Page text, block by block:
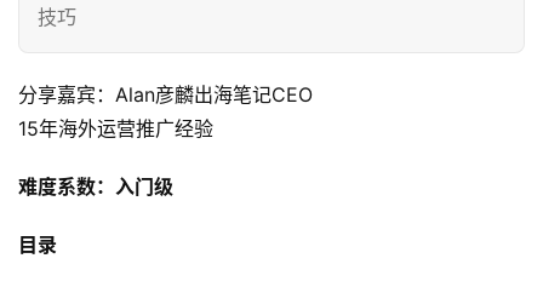
技巧
分享嘉宾：Alan彦麟出海笔记CEO
15年海外运营推广经验
难度系数：入门级
目录